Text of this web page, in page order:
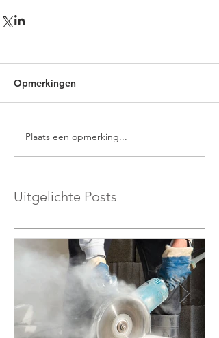
Opmerkingen
Plaats een opmerking...
Uitgelichte Posts